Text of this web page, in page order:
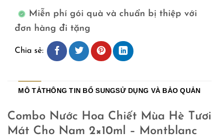
Miễn phí gói quà và chuẩn bị thiệp với
đơn hàng đi tặng
Chia sẻ:
MÔ TẢTHÔNG TIN BỔ SUNGSỬ DỤNG VÀ BẢO QUẢN
Combo Nước Hoa Chiết Mùa Hè Tươi
Mát Cho Nam 2×10ml – Montblanc